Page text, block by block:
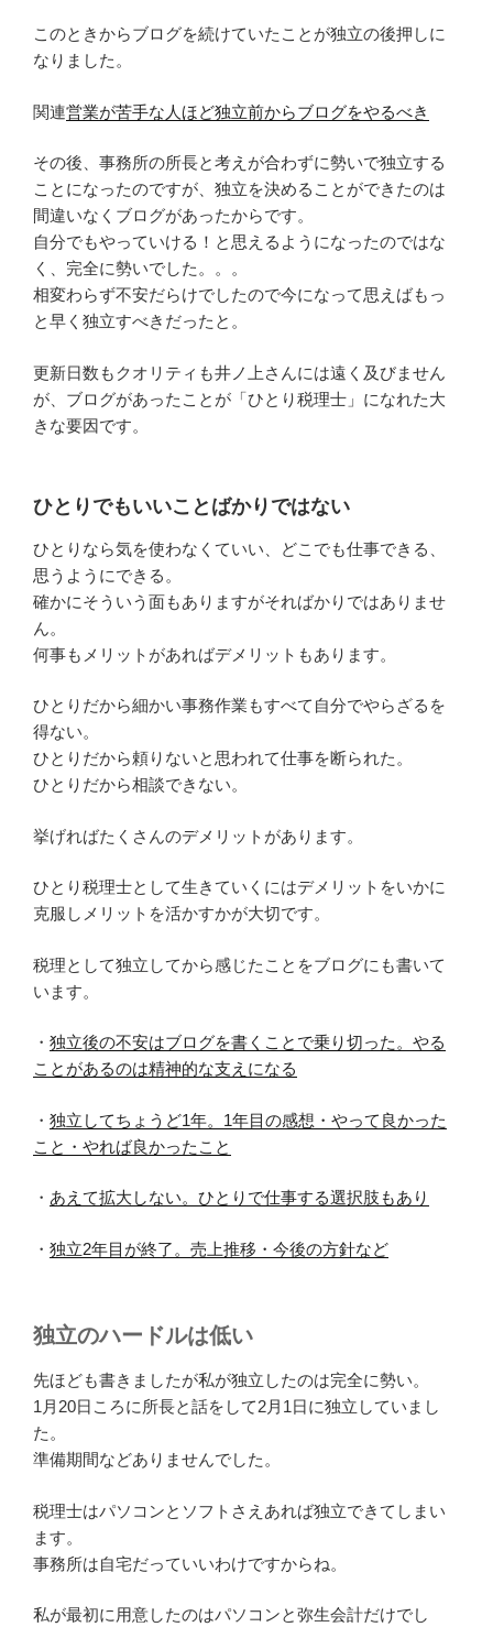
このときからブログを続けていたことが独立の後押しに
なりました。
関連営業が苦手な人ほど独立前からブログをやるべき
その後、事務所の所長と考えが合わずに勢いで独立する
ことになったのですが、独立を決めることができたのは
間違いなくブログがあったからです。
自分でもやっていける！と思えるようになったのではな
く、完全に勢いでした。。。
相変わらず不安だらけでしたので今になって思えばもっ
と早く独立すべきだったと。
更新日数もクオリティも井ノ上さんには遠く及びません
が、ブログがあったことが「ひとり税理士」になれた大
きな要因です。
ひとりでもいいことばかりではない
ひとりなら気を使わなくていい、どこでも仕事できる、
思うようにできる。
確かにそういう面もありますがそればかりではありませ
ん。
何事もメリットがあればデメリットもあります。
ひとりだから細かい事務作業もすべて自分でやらざるを
得ない。
ひとりだから頼りないと思われて仕事を断られた。
ひとりだから相談できない。
挙げればたくさんのデメリットがあります。
ひとり税理士として生きていくにはデメリットをいかに
克服しメリットを活かすかが大切です。
税理として独立してから感じたことをブログにも書いて
います。
・ 独立後の不安はブログを書くことで乗り切った。やる
ことがあるのは精神的な支えになる
・ 独立してちょうど1年。1年目の感想・やって良かった
こと・やれば良かったこと
・ あえて拡大しない。ひとりで仕事する選択肢もあり
・ 独立2年目が終了。売上推移・今後の方針など
独立のハードルは低い
先ほども書きましたが私が独立したのは完全に勢い。
1月20日ころに所長と話をして2月1日に独立していまし
た。
準備期間などありませんでした。
税理士はパソコンとソフトさえあれば独立できてしまい
ます。
事務所は自宅だっていいわけですからね。
私が最初に用意したのはパソコンと弥生会計だけでし